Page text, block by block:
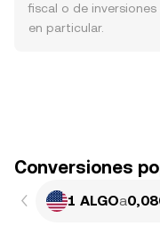
fiscal o de
en particular.
Conversiones
1 ALGOa